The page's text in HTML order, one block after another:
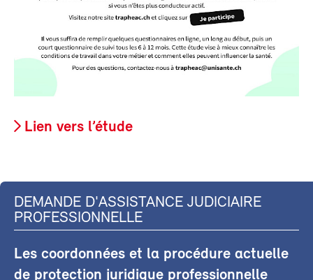
Lien vers l’étude
DEMANDE D'ASSISTANCE JUDICIAIRE
PROFESSIONNELLE
Les coordonnées et la procédure actuelle
de protection juridique professionnelle